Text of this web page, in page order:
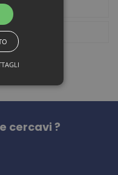
cercavi ?
Statistiche